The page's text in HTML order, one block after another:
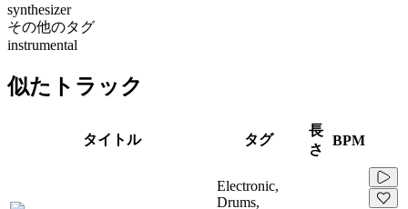
synthesizer
その他のタグ
instrumental
似たトラック
タイトル タグ
長
さ
BPM
Electronic,
Drums,